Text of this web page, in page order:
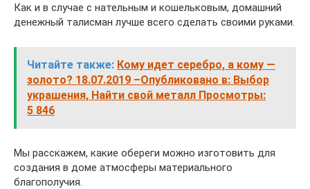
Как и в случае с нательным и кошельковым, домашний
денежный талисман лучше всего сделать своими руками.
Читайте также: Кому идет серебро, а кому —
золото? 18.07.2019 –Опубликовано в: Выбор
украшения, Найти свой металл Просмотры:
5 846
Мы расскажем, какие обереги можно изготовить для
создания в доме атмосферы материального
благополучия.